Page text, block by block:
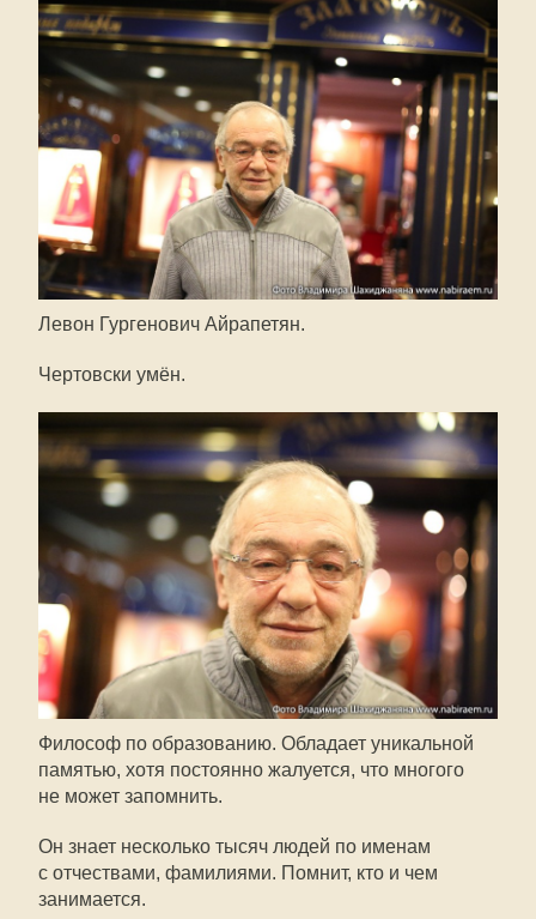
Левон Гургенович Айрапетян.
Чертовски умён.
Философ по образованию. Обладает уникальной
памятью, хотя постоянно жалуется, что многого
не может запомнить.
Он знает несколько тысяч людей по именам
с отчествами, фамилиями. Помнит, кто и чем
занимается.